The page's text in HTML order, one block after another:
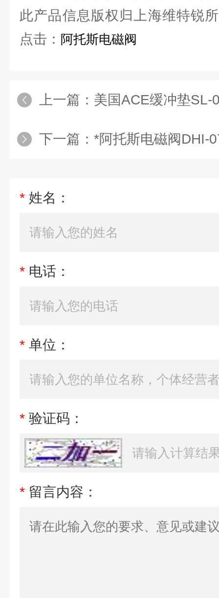
此产品信息版权归上海维特锐
点击： 阿托斯电磁阀
上一篇： 美国ACE缓冲垫SL-
下一篇： *阿托斯电磁阀DHI-
* 姓名：
* 电话：
* 单位：
* 验证码：
* 留言内容：